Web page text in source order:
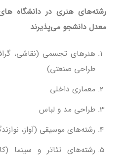
رشته‌های هنری در دانشگاه
معدل دانشجو می‌پذیرند
هنرهای تجسمی (نقاشی،
طراحی صنعتی)
معماری داخلی
طراحی مد و لباس
رشته‌های موسیقی (آواز،
رشته‌های تئاتر و سینما